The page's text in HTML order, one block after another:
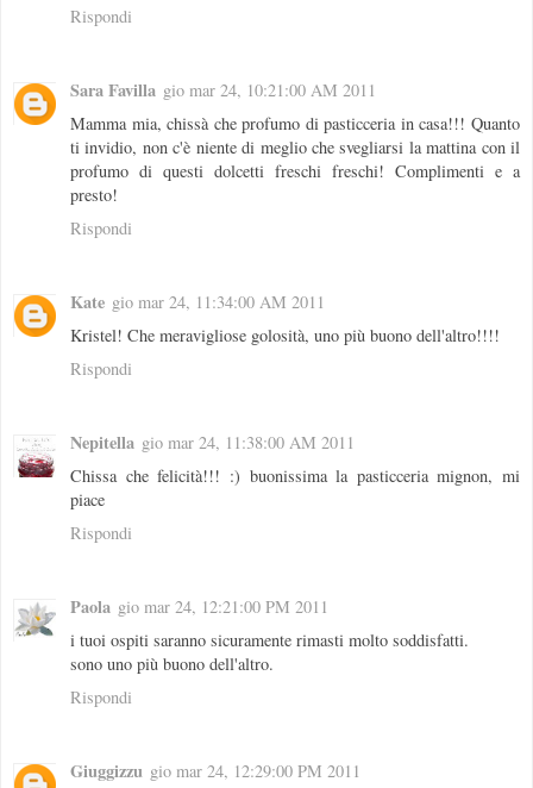
Rispondi
Sara Favilla gio mar 24, 10:21:00 AM 2011
Mamma mia, chissà che profumo di pasticceria in casa!!! Quanto
ti invidio, non c'è niente di meglio che svegliarsi la mattina con il
profumo di questi dolcetti freschi freschi! Complimenti e a
presto!
Rispondi
Kate gio mar 24, 11:34:00 AM 2011
Kristel! Che meravigliose golosità, uno più buono dell'altro!!!!
Rispondi
Nepitella gio mar 24, 11:38:00 AM 2011
Chissa che felicità!!! :) buonissima la pasticceria mignon, mi
piace
Rispondi
Paola gio mar 24, 12:21:00 PM 2011
i tuoi ospiti saranno sicuramente rimasti molto soddisfatti.
sono uno più buono dell'altro.
Rispondi
Giuggizzu gio mar 24, 12:29:00 PM 2011